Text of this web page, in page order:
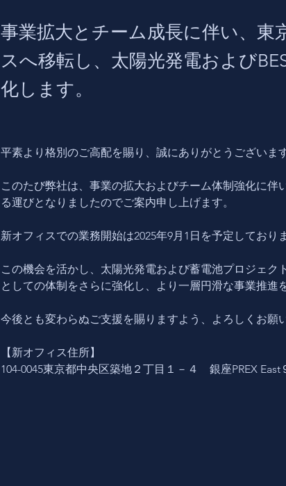
事業拡大とチーム成長に伴い、東
スへ移転し、太陽光発電および
化します。
平素より格別のご高配を賜り、誠にありがとうございます
このたび弊社は、事業の拡大およびチーム体制強化に伴
る運びとなりましたのでご案内申し上げます。
新オフィスでの業務開始は2025年9月1日を予定しており
この機会を活かし、太陽光発電および蓄電池プロジェク
としての体制をさらに強化し、より一層円滑な事業推進
今後とも変わらぬご支援を賜りますよう、よろしくお願
【新オフィス住所】
104-0045東京都中央区築地２丁目１－４　銀座PREX East